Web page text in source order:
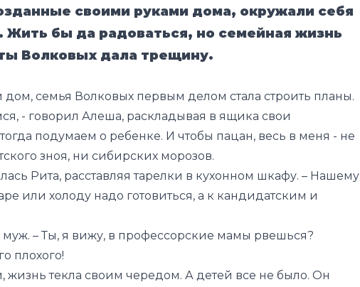
своими руками дома, окружали себя
Жить бы да радоваться, но семейная жизнь
Волковых дала трещину.
дом, семья Волковых первым делом стала строить планы.
- говорил Алеша, раскладывая в ящика свои
подумаем о ребенке. И чтобы пацан, весь в меня - не
зноя, ни сибирских морозов.
Рита, расставляя тарелки в кухонном шкафу. – Нашему
или холоду надо готовиться, а к кандидатским и
муж. – Ты, я вижу, в профессорские мамы рвешься?
плохого!
жизнь текла своим чередом. А детей все не было. Он